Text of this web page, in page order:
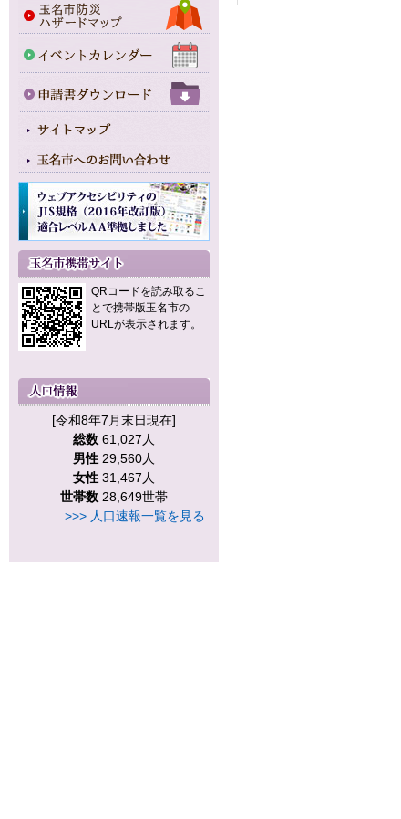
QRコードを読み取るこ
とで携帯版玉名市の
URLが表示されます。
[令和8年7月末日現在]
総数 61,027人
男性 29,560人
女性 31,467人
世帯数 28,649世帯
>>> 人口速報一覧を見る